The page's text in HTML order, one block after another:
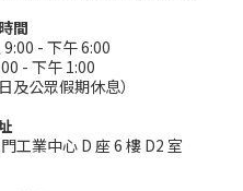
間
- 下午 6:00
- 下午 1:00
及公眾假期休息）
工業中心 D 座 6 樓 D2 室